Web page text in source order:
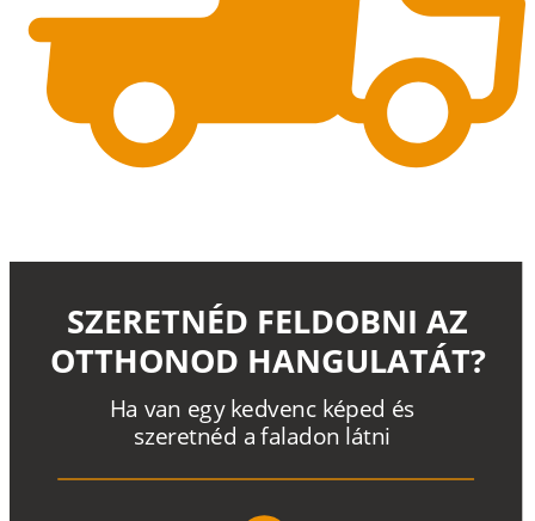
Ha van egy kedvenc képed és
szeretnéd a faladon látni
SZERETNÉD FELDOBNI AZ
OTTHONOD HANGULATÁT?